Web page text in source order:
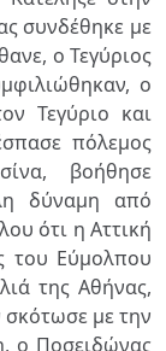
συνδέθηκε με
ο Τεγύριος
ο
Τεγύριο και
πόλεμος
βοήθησε
δύναμη από
ότι η Αττική
του Εύμολπου
της Αθήνας,
σκότωσε με την
ο Ποσειδώνας